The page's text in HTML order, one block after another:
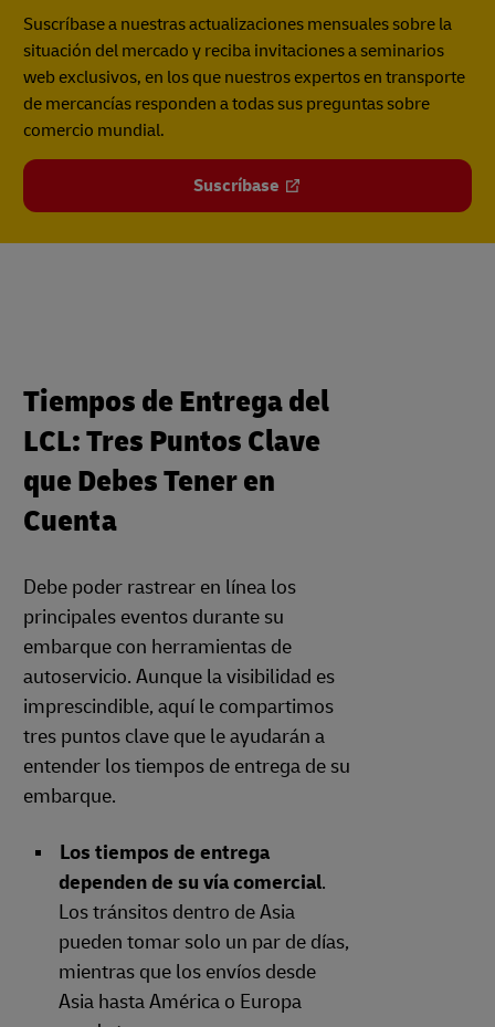
Suscríbase a nuestras actualizaciones mensuales sobre la
situación del mercado y reciba invitaciones a seminarios
web exclusivos, en los que nuestros expertos en transporte
de mercancías responden a todas sus preguntas sobre
comercio mundial.
Suscríbase
Tiempos de Entrega del
LCL: Tres Puntos Clave
que Debes Tener en
Cuenta
Debe poder rastrear en línea los
principales eventos durante su
embarque con herramientas de
autoservicio. Aunque la visibilidad es
imprescindible, aquí le compartimos
tres puntos clave que le ayudarán a
entender los tiempos de entrega de su
embarque.
Los tiempos de entrega
dependen de su vía comercial.
Los tránsitos dentro de Asia
pueden tomar solo un par de días,
mientras que los envíos desde
Asia hasta América o Europa